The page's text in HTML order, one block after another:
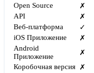
Open Source
✗
API
✗
Веб-платформа
✓
iOS Приложение
✗
Android
Приложение
✗
Коробочная версия ✗